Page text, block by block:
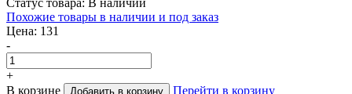
Похожие товары в наличии и под заказ
Цена: 131
-
+
В корзине
Добавить в корзину Перейти в корзину